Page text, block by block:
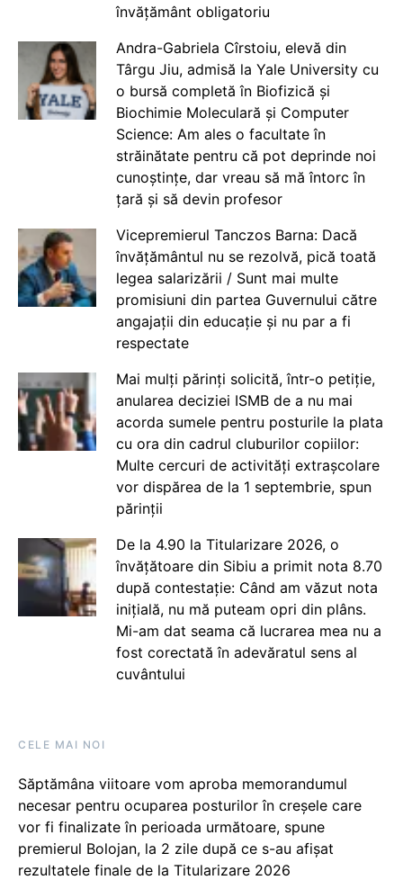
învățământ obligatoriu
Andra-Gabriela Cîrstoiu, elevă din
Târgu Jiu, admisă la Yale University cu
o bursă completă în Biofizică și
Biochimie Moleculară și Computer
Science: Am ales o facultate în
străinătate pentru că pot deprinde noi
cunoștințe, dar vreau să mă întorc în
țară și să devin profesor
Vicepremierul Tanczos Barna: Dacă
învățământul nu se rezolvă, pică toată
legea salarizării / Sunt mai multe
promisiuni din partea Guvernului către
angajații din educație și nu par a fi
respectate
Mai mulți părinți solicită, într-o petiție,
anularea deciziei ISMB de a nu mai
acorda sumele pentru posturile la plata
cu ora din cadrul cluburilor copiilor:
Multe cercuri de activități extrașcolare
vor dispărea de la 1 septembrie, spun
părinții
De la 4.90 la Titularizare 2026, o
învățătoare din Sibiu a primit nota 8.70
după contestație: Când am văzut nota
inițială, nu mă puteam opri din plâns.
Mi-am dat seama că lucrarea mea nu a
fost corectată în adevăratul sens al
cuvântului
CELE MAI NOI
Săptămâna viitoare vom aproba memorandumul
necesar pentru ocuparea posturilor în creșele care
vor fi finalizate în perioada următoare, spune
premierul Bolojan, la 2 zile după ce s-au afișat
rezultatele finale de la Titularizare 2026